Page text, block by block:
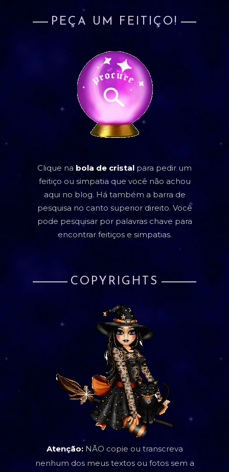
PEÇA UM FEITIÇO!
Clique na bola de cristal para pedir um
feitiço ou simpatia que você não achou
aqui no blog. Há também a barra de
pesquisa no canto superior direito. Você
pode pesquisar por palavras chave para
encontrar feitiços e simpatias.
COPYRIGHTS
Atenção:NÃO copie ou transcreva
nenhum dos meus textos ou fotos sem a